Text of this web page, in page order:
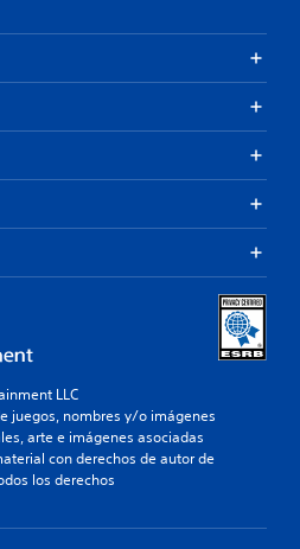
LLC
juegos, nombres y/o imágenes
arte e imágenes asociadas
con derechos de autor de
los derechos